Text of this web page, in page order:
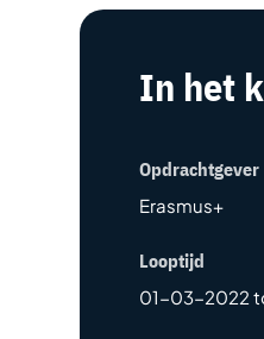
In het
Opdrachtgever
Erasmus+
Looptijd
01-03-2022